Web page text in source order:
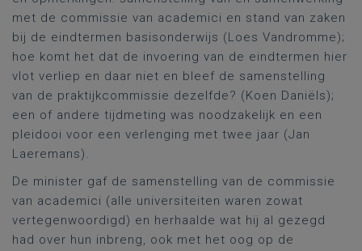
met de commissie van academici en stand van zaken
bij de eindtermen basisonderwijs (Loes Vandromme);
hoe komt het dat de invoering van de eindtermen hier
vlot verliep en daar niet en bleef de samenstelling
van de praktijkcommissie dezelfde? (Koen Daniëls);
een of andere tijdmeting was noodzakelijk en een
pleidooi voor een verlenging met twee jaar (Jan
Laeremans).
De minister gaf de samenstelling van de commissie
van academici (alle universiteiten waren zowat
vertegenwoordigd) en herhaalde wat hij al gezegd
had over hun inbreng, ook met het oog op de